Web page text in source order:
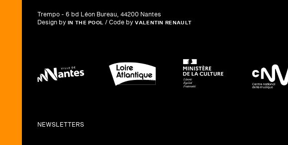
Trempo - 6 bd Léon Bureau, 44200 Nantes
Design byIN THE POOL / Code byVALENTIN RENAULT
NEWSLETTERS